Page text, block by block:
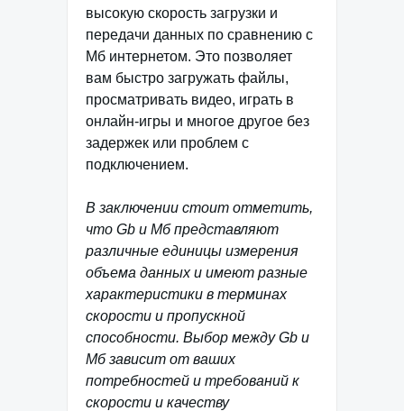
высокую скорость загрузки и
передачи данных по сравнению с
Мб интернетом. Это позволяет
вам быстро загружать файлы,
просматривать видео, играть в
онлайн-игры и многое другое без
задержек или проблем с
подключением.
В заключении стоит отметить,
что Gb и Мб представляют
различные единицы измерения
объема данных и имеют разные
характеристики в терминах
скорости и пропускной
способности. Выбор между Gb и
Мб зависит от ваших
потребностей и требований к
скорости и качеству